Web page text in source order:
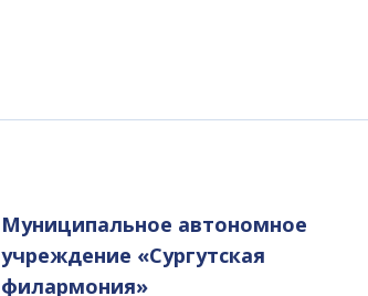
Муниципальное автономное
учреждение «Сургутская
филармония»